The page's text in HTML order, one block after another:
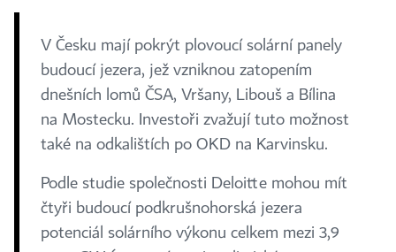
V Česku mají pokrýt plovoucí solární panely
budoucí jezera, jež vzniknou zatopením
dnešních lomů ČSA, Vršany, Libouš a Bílina
na Mostecku. Investoři zvažují tuto možnost
také na odkalištích po OKD na Karvinsku.
Podle studie společnosti Deloitte mohou mít
čtyři budoucí podkrušnohorská jezera
potenciál solárního výkonu celkem mezi 3,9